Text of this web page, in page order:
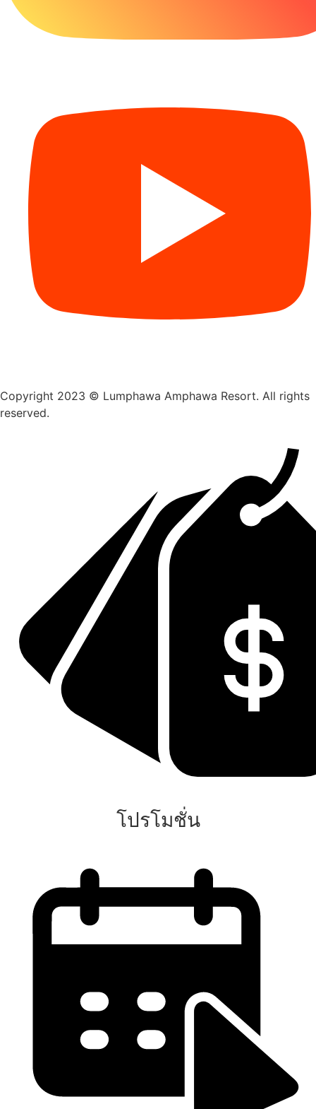
Copyright 2023 © Lumphawa Amphawa Resort. All rights
reserved.
โปรโมชั่น